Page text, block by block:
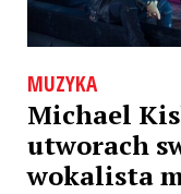
MUZYKA
Michael
utworach
wokalista